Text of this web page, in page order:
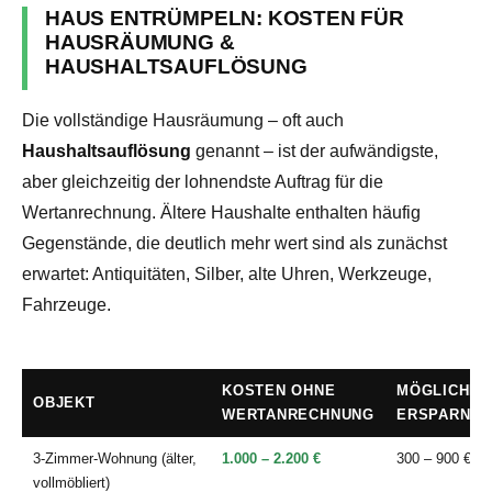
HAUS ENTRÜMPELN: KOSTEN FÜR
HAUSRÄUMUNG &
HAUSHALTSAUFLÖSUNG
Die vollständige Hausräumung – oft auch
Haushaltsauflösung genannt – ist der aufwändigste,
aber gleichzeitig der lohnendste Auftrag für die
Wertanrechnung. Ältere Haushalte enthalten häufig
Gegenstände, die deutlich mehr wert sind als zunächst
erwartet: Antiquitäten, Silber, alte Uhren, Werkzeuge,
Fahrzeuge.
OBJEKT
KOSTEN OHNE
WERTANRECHNUNG
MÖGLICHE
ERSPARNIS
3-Zimmer-Wohnung (älter,
vollmöbliert)
1.000 – 2.200 € 300 – 900 €